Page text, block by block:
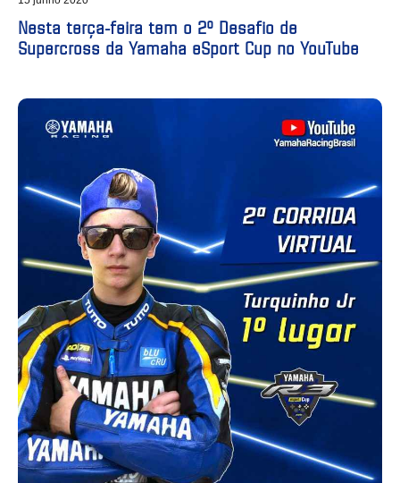
Nesta terça-feira tem o 2º Desafio de
Supercross da Yamaha eSport Cup no YouTube